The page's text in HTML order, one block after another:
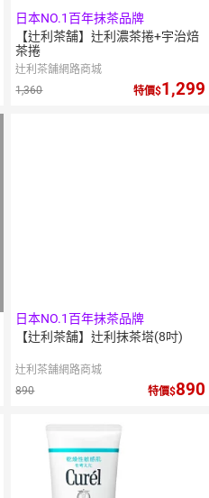
日本NO.1百年抹茶品牌
【辻利茶舗】辻利濃茶捲+宇治焙
茶捲
辻利茶舗網路商城
1,360
特價 1,299
日本NO.1百年抹茶品牌
【辻利茶舗】辻利抹茶塔(8吋)
辻利茶舗網路商城
890
特價 890